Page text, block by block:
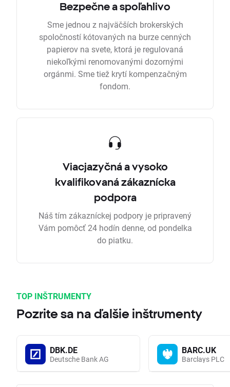
Bezpečne a spoľahlivo
Sme jednou z najväčších brokerských
spoločností kótovaných na burze cenných
papierov na svete, ktorá je regulovaná
niekoľkými renomovanými dozornými
orgánmi. Sme tiež krytí kompenzačným
fondom.
Viacjazyčná a vysoko
kvalifikovaná zákaznícka
podpora
Náš tím zákazníckej podpory je pripravený
Vám pomôcť 24 hodín denne, od pondelka
do piatku.
TOP INŠTRUMENTY
Pozrite sa na ďalšie inštrumenty
DBK.DE
Deutsche Bank AG
BARC.UK
Barclays PLC